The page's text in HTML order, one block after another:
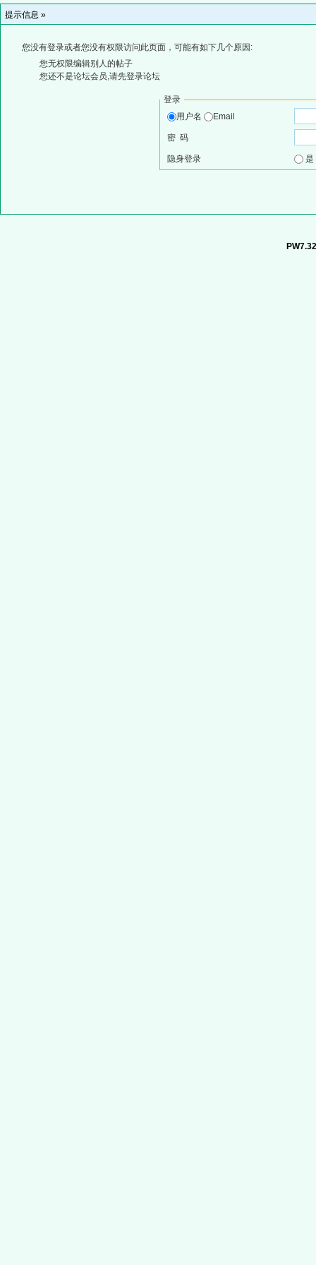
提示信息 »
您没有登录或者您没有权限访问此页面，可能有如下几个原因:
您无权限编辑别人的帖子
您还不是论坛会员,请先登录论坛
登录
用户名
Email
密 码
隐身登录